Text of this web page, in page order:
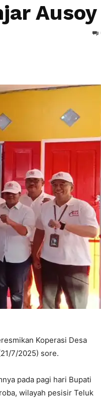
Ausoy
Koperasi Desa
7/2025) sore.
pada pagi hari Bupati
wilayah pesisir Teluk